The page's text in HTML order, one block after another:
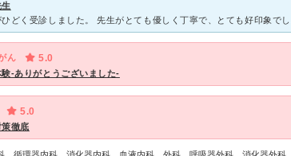
ん 5.0
-ありがとうございました-
5.0
徹底